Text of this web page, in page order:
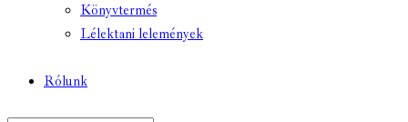
Könyvtermés
Lélektani lelemények
Rólunk